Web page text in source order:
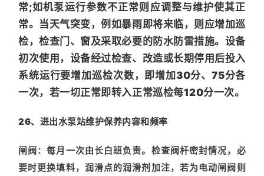
常;如机泵运行参数不正常则应调整与维护使其正
常。当天气突变，例如暴雨即将来临，则应增加巡
检，检查门、窗及采取必要的防水防雷措施。设备
初次使用，设备经过检查、改造或长期停用后投入
系统运行要增加巡检次数，即增加30分、75分各
一次，若一切正常即转入正常巡检每120分一次。
26、进出水泵站维护保养内容和频率
闸阀：每月一次由长白班负责。检查阀杆密封情况，必
要时更换填料，润滑点的润滑剂加注，若为电动闸阀则